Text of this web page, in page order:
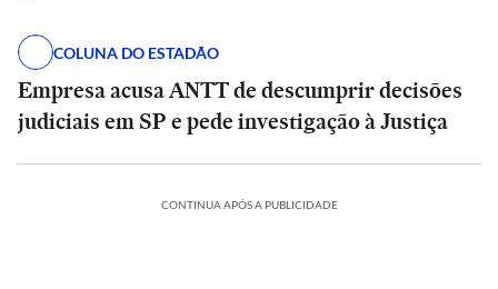
COLUNA DO ESTADÃO
Empresa acusa ANTT de descumprir decisões
judiciais em SP e pede investigação à Justiça
CONTINUA APÓS A PUBLICIDADE